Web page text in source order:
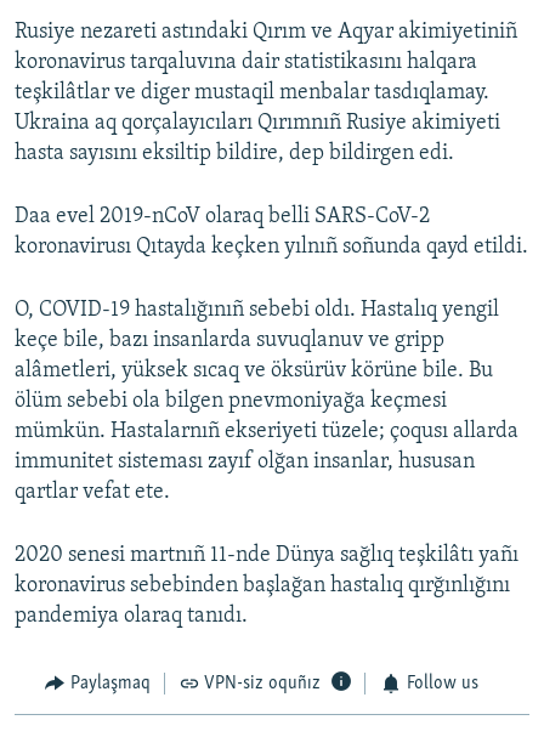
Rusiye nezareti astındaki Qırım ve Aqyar akimiyetiniñ
koronavirus tarqaluvına dair statistikasını halqara
teşkilâtlar ve diger mustaqil menbalar tasdıqlamay.
Ukraina aq qorçalayıcıları Qırımnıñ Rusiye akimiyeti
hasta sayısını eksiltip bildire, dep bildirgen edi.
Daa evel 2019-nCoV olaraq belli SARS-CoV-2
koronavirusı Qıtayda keçken yılnıñ soñunda qayd etildi.
O, COVID-19 hastalığınıñ sebebi oldı. Hastalıq yengil
keçe bile, bazı insanlarda suvuqlanuv ve gripp
alâmetleri, yüksek sıcaq ve öksürüv körüne bile. Bu
ölüm sebebi ola bilgen pnevmoniyağa keçmesi
mümkün. Hastalarnıñ ekseriyeti tüzele; çoqusı allarda
immunitet sisteması zayıf olğan insanlar, hususan
qartlar vefat ete.
2020 senesi martnıñ 11-nde Dünya sağlıq teşkilâtı yañı
koronavirus sebebinden başlağan hastalıq qırğınlığını
pandemiya olaraq tanıdı.
Paylaşmaq VPN-siz oquñız Follow us